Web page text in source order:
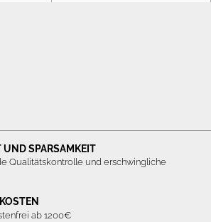
UND SPARSAMKEIT
Qualitätskontrolle und erschwingliche
ab 1200€